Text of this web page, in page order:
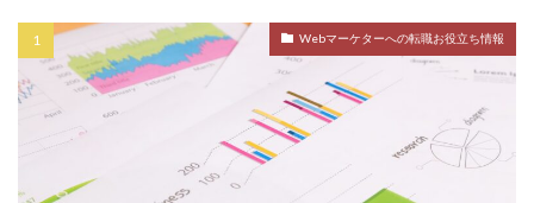
Webマーケターへの転職お役立ち情報